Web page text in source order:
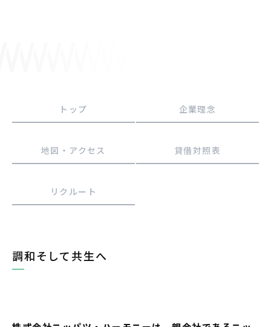
トップ 企業理念
地図・アクセス 貸借対照表
リクルート
調和そして共生へ